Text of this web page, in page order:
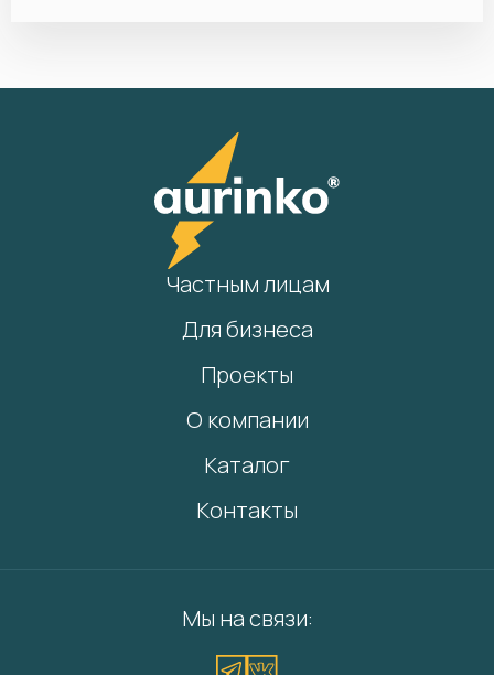
Частным лицам
Для бизнеса
Проекты
О компании
Каталог
Контакты
Мы на связи: